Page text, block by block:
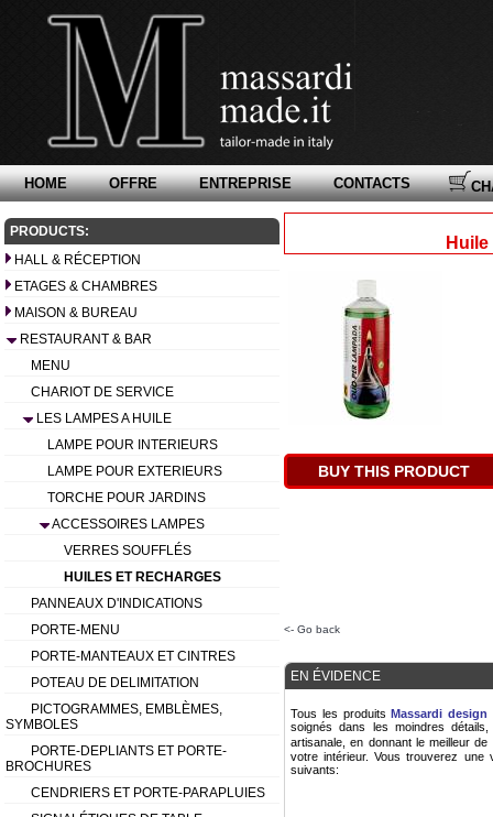
HOME OFFRE ENTREPRISE CONTACTS
PRODUCTS:
HALL & RÉCEPTION
ETAGES & CHAMBRES
MAISON & BUREAU
RESTAURANT & BAR
MENU
CHARIOT DE SERVICE
LES LAMPES A HUILE
LAMPE POUR INTERIEURS
LAMPE POUR EXTERIEURS
TORCHE POUR JARDINS
ACCESSOIRES LAMPES
VERRES SOUFFLÉS
HUILES ET RECHARGES
PANNEAUX D'INDICATIONS
PORTE-MENU
PORTE-MANTEAUX ET CINTRES
POTEAU DE DELIMITATION
PICTOGRAMMES, EMBLÈMES,
SYMBOLES
PORTE-DEPLIANTS ET PORTE-
BROCHURES
CENDRIERS ET PORTE-PARAPLUIES
BUY THIS PRODUCT
<- Go back
EN ÉVIDENCE
Tous les produitsMassardi design
soignés dans les moindres
artisanale, en donnant le meilleur de
votre intérieur. Vous trouverez une
suivants: